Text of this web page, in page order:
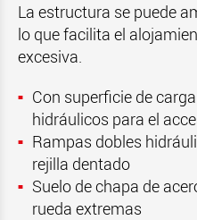
La estructura se puede
lo que facilita el
excesiva.
Con superficie de
hidráulicos para el
Rampas dobles
rejilla dentado
Suelo de chapa de
rueda extremas